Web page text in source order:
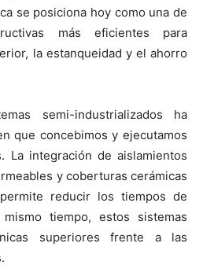
se posiciona hoy como una de
más eficientes para
la estanqueidad y el ahorro
semi-industrializados ha
que concebimos y ejecutamos
La integración de aislamientos
y coberturas cerámicas
reducir los tiempos de
tiempo, estos sistemas
superiores frente a las